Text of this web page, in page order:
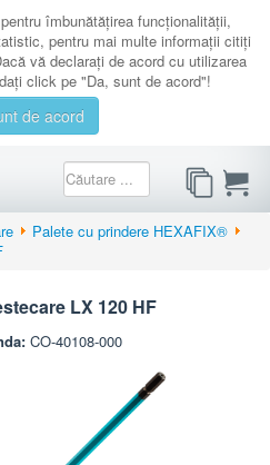
îmbunătăţirea funcţionalităţii,
pentru mai multe informaţii citiţi
vă declaraţi de acord cu utilizarea
click pe "Da, sunt de acord"!
de acord
Palete cu prindere HEXAFIX®
LX 120 HF
CO-40108-000